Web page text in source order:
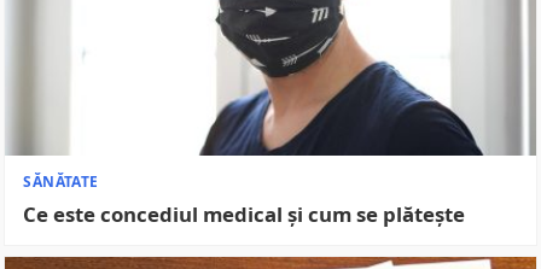
SĂNĂTATE
Ce este concediul medical și cum se plătește